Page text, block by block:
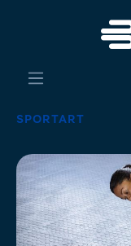
SPORTART